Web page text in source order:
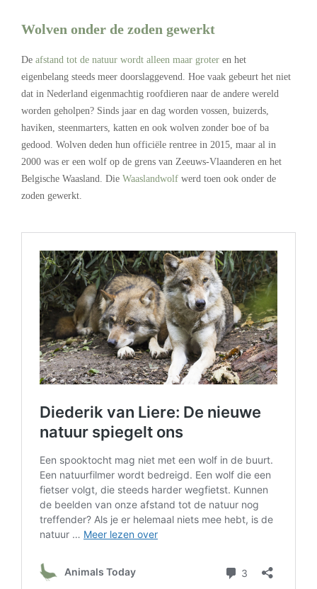
Wolven onder de zoden gewerkt
De afstand tot de natuur wordt alleen maar groter en het
eigenbelang steeds meer doorslaggevend. Hoe vaak gebeurt het niet
dat in Nederland eigenmachtig roofdieren naar de andere wereld
worden geholpen? Sinds jaar en dag worden vossen, buizerds,
haviken, steenmarters, katten en ook wolven zonder boe of ba
gedood. Wolven deden hun officiële rentree in 2015, maar al in
2000 was er een wolf op de grens van Zeeuws-Vlaanderen en het
Belgische Waasland. Die Waaslandwolf werd toen ook onder de
zoden gewerkt.